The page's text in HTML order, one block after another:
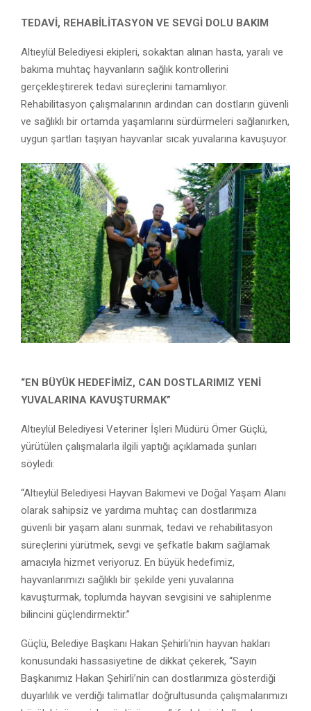
TEDAVİ, REHABİLİTASYON VE SEVGİ DOLU BAKIM
Altıeylül Belediyesi ekipleri, sokaktan alınan hasta, yaralı ve
bakıma muhtaç hayvanların sağlık kontrollerini
gerçekleştirerek tedavi süreçlerini tamamlıyor.
Rehabilitasyon çalışmalarının ardından can dostların güvenli
ve sağlıklı bir ortamda yaşamlarını sürdürmeleri sağlanırken,
uygun şartları taşıyan hayvanlar sıcak yuvalarına kavuşuyor.
“EN BÜYÜK HEDEFİMİZ, CAN DOSTLARIMIZ YENİ
YUVALARINA KAVUŞTURMAK”
Altıeylül Belediyesi Veteriner İşleri Müdürü Ömer Güçlü,
yürütülen çalışmalarla ilgili yaptığı açıklamada şunları
söyledi:
“Altıeylül Belediyesi Hayvan Bakımevi ve Doğal Yaşam Alanı
olarak sahipsiz ve yardıma muhtaç can dostlarımıza
güvenli bir yaşam alanı sunmak, tedavi ve rehabilitasyon
süreçlerini yürütmek, sevgi ve şefkatle bakım sağlamak
amacıyla hizmet veriyoruz. En büyük hedefimiz,
hayvanlarımızı sağlıklı bir şekilde yeni yuvalarına
kavuşturmak, toplumda hayvan sevgisini ve sahiplenme
bilincini güçlendirmektir.”
Güçlü, Belediye Başkanı Hakan Şehirli‘nin hayvan hakları
konusundaki hassasiyetine de dikkat çekerek, “Sayın
Başkanımız Hakan Şehirli’nin can dostlarımıza gösterdiği
duyarlılık ve verdiği talimatlar doğrultusunda çalışmalarımızı